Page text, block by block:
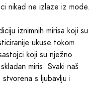
nikad ne izlaze iz mode.
iznimnih mirisa koji su
ukuse tokom
koji su nježno
miris. Svaki naš
s ljubavlju i